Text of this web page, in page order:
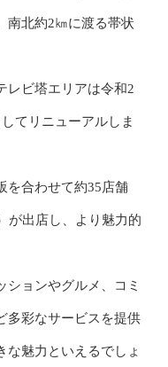
南北約2㎞に渡る帯状
レビ塔エリアは令和2
てリニューアルしま
を合わせて約35店舗
が出店し、より魅力的
ションやグルメ、コミ
多彩なサービスを提供
な魅力といえるでしょ